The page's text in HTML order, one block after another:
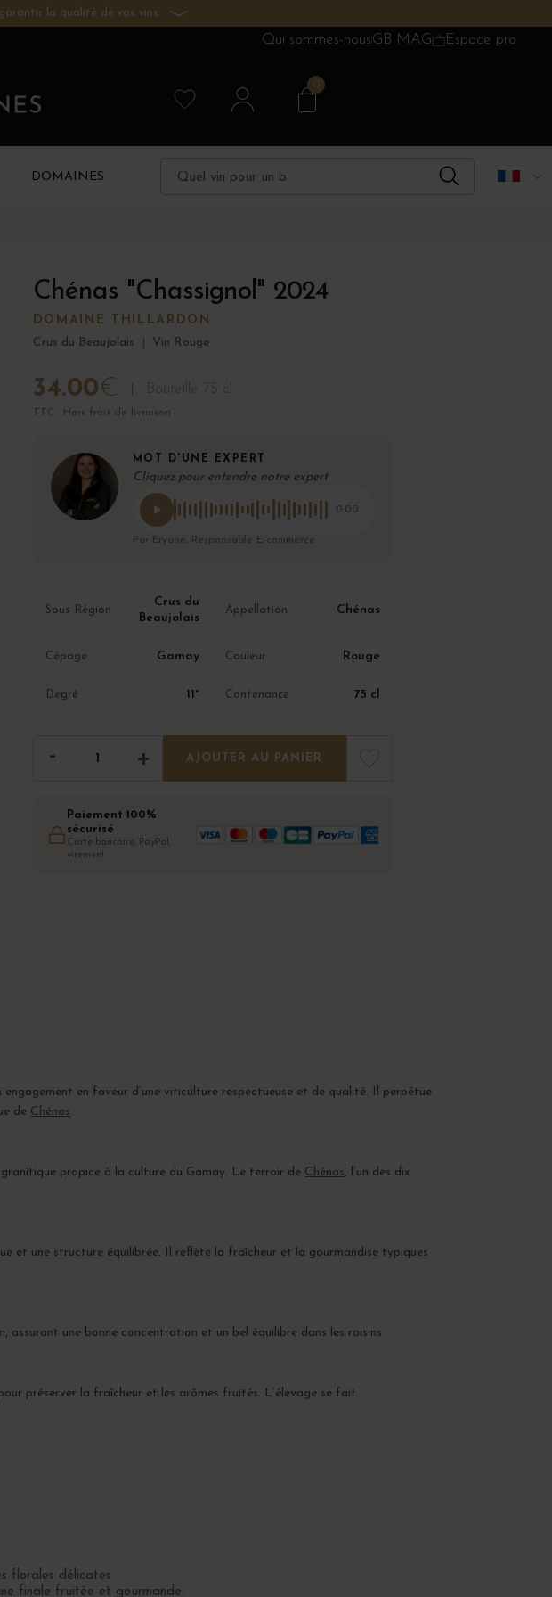
la qualité de vos vins.
Qui sommes-nousGB MAG Espace pro
0
DOMAINES
Chénas "Chassignol" 2024
DOMAINE THILLARDON
Crus du Beaujolais
Vin Rouge
34.00€ Bouteille 75 cl
TTC · Hors frais de livraison
MOT D'UNE EXPERT
Cliquez pour entendre notre expert
0:00
Par Eryane, Responsable E-commerce
Sous Région
Crus du
Beaujolais
Appellation Chénas
Cépage Gamay Couleur Rouge
Degré 11° Contenance 75 cl
AJOUTER AU PANIER
Paiement 100%
sécurisé
Carte bancaire, PayPal,
virement
engagement en faveur d’une viticulture respectueuse et de qualité. Il perpétue
de Chénas.
propice à la culture du Gamay. Le terroir de Chénas, l’un des dix
et une structure équilibrée. Il reflète la fraîcheur et la gourmandise typiques
une bonne concentration et un bel équilibre dans les raisins.
préserver la fraîcheur et les arômes fruités. L’élevage se fait
florales délicates.
finale fruitée et gourmande.